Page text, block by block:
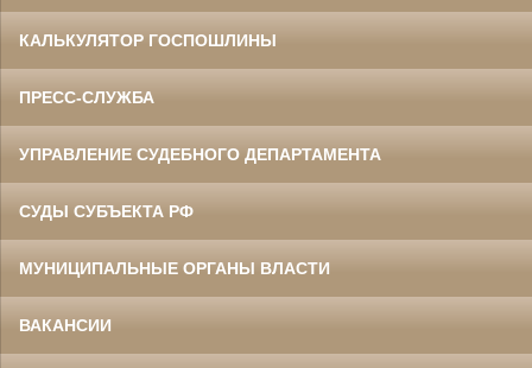
КАЛЬКУЛЯТОР ГОСПОШЛИНЫ
ПРЕСС-СЛУЖБА
УПРАВЛЕНИЕ СУДЕБНОГО ДЕПАРТАМЕНТА
СУДЫ СУБЪЕКТА РФ
МУНИЦИПАЛЬНЫЕ ОРГАНЫ ВЛАСТИ
ВАКАНСИИ